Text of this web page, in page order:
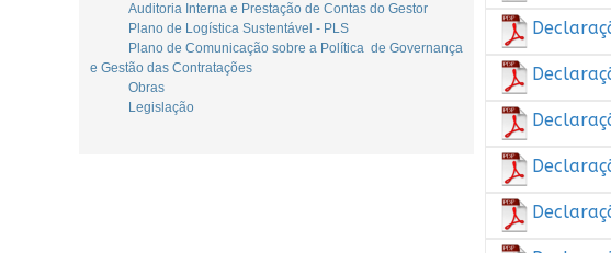
Auditoria Interna e Prestação de Contas do Gestor
Plano de Logística Sustentável - PLS
Plano de Comunicação sobre a Política de Governança
e Gestão das Contratações
Obras
Legislação